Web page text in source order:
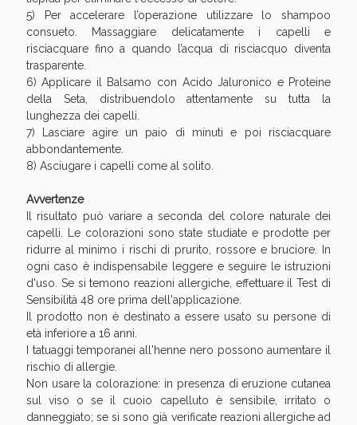
5) Per accelerare l’operazione utilizzare lo shampoo
consueto. Massaggiare delicatamente i capelli e
risciacquare fino a quando l’acqua di risciacquo diventa
trasparente.
6) Applicare il Balsamo con Acido Jaluronico e Proteine
della Seta, distribuendolo attentamente su tutta la
lunghezza dei capelli.
7) Lasciare agire un paio di minuti e poi risciacquare
abbondantemente.
8) Asciugare i capelli come al solito.
Avvertenze
Il risultato può variare a seconda del colore naturale dei
capelli. Le colorazioni sono state studiate e prodotte per
ridurre al minimo i rischi di prurito, rossore e bruciore. In
ogni caso è indispensabile leggere e seguire le istruzioni
d'uso. Se si temono reazioni allergiche, effettuare il Test di
Sensibilità 48 ore prima dell'applicazione.
Il prodotto non è destinato a essere usato su persone di
età inferiore a 16 anni.
I tatuaggi temporanei all'henne nero possono aumentare il
rischio di allergie.
Non usare la colorazione: in presenza di eruzione cutanea
sul viso o se il cuoio capelluto è sensibile, irritato o
danneggiato; se si sono già verificate reazioni allergiche ad